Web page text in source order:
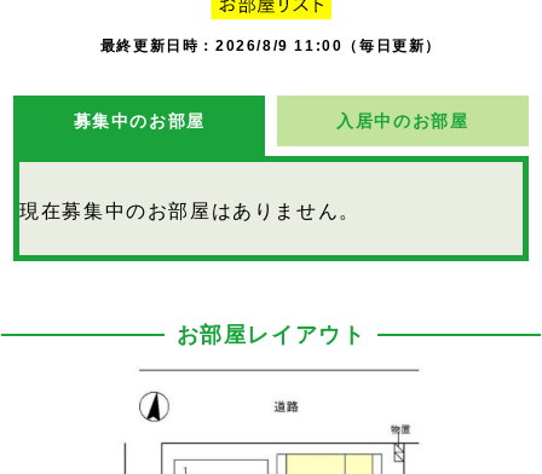
最終更新日時：2026/8/9 11:00（毎日更新）
募集中のお部屋 入居中のお部屋
現在募集中のお部屋はありません。
お部屋レイアウト